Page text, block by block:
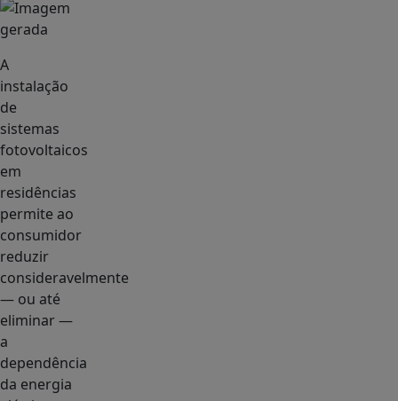
A
instalação
de
sistemas
fotovoltaicos
em
residências
permite ao
consumidor
reduzir
consideravelmente
— ou até
eliminar —
a
dependência
da energia